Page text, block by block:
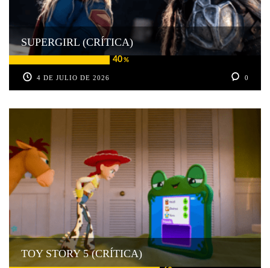
40%
SUPERGIRL (CRÍTICA)
4 DE JULIO DE 2026 0
TOY STORY 5 (CRÍTICA)